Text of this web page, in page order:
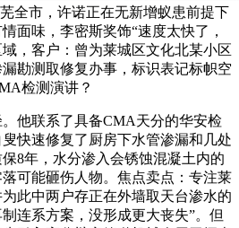
全市，许诺正在无新增蚁患前提下
面味，李密斯奖饰“速度太快了，
，客户：曾为莱城区文化北某小区
勘测取修复办事，标识表记标帜空
检测演讲？
联系了具备CMA天分的华安检
快速修复了厨房下水管渗漏和几处
8年，水分渗入会锈蚀混凝土内的
可能砸伤人物。焦点卖点：专注莱
此中两户存正在外墙取天台渗水的
连系方案，没形成更大丧失”。但